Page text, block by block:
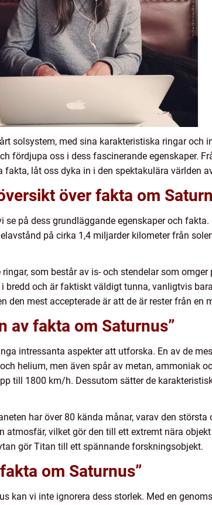
solsystem, med sina karakteristiska ringar och
fördjupa oss i dess fascinerande egenskaper.
låt oss dyka in i den spektakulära världen
över fakta om
på dess grundläggande egenskaper och
på cirka 1,4 miljarder kilometer från
som består av is- och stendelar som
bredd och är faktiskt väldigt tunna, vanligtvis
den mest accepterade är att de är rester från en
av fakta om Saturnus”
intressanta aspekter att utforska. En av de
helium, men även spår av metan, ammoniak
till 1800 km/h. Dessutom sätter de
har över 80 kända månar, varav den
atmosfär, vilket gör den till ett extremt nära
gör Titan till ett spännande forskningsobjekt.
om Saturnus”
kan vi inte ignorera dess storlek. Med en